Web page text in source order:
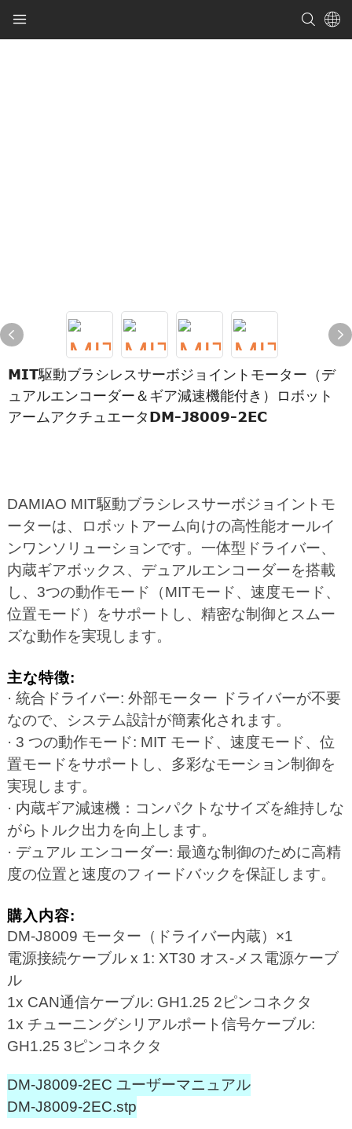
MIT駆動ブラシレスサーボジョイントモーター（デ
ュアルエンコーダー＆ギア減速機能付き）ロボット
アームアクチュエータDM-J8009-2EC
DAMIAO MIT駆動ブラシレスサーボジョイントモ
ーターは、ロボットアーム向けの高性能オールイ
ンワンソリューションです。一体型ドライバー、
内蔵ギアボックス、デュアルエンコーダーを搭載
し、3つの動作モード（MITモード、速度モード、
位置モード）をサポートし、精密な制御とスムー
ズな動作を実現します。
主な特徴:
· 統合ドライバー: 外部モーター ドライバーが不要
なので、システム設計が簡素化されます。
· 3 つの動作モード: MIT モード、速度モード、位
置モードをサポートし、多彩なモーション制御を
実現します。
· 内蔵ギア減速機：コンパクトなサイズを維持しな
がらトルク出力を向上します。
· デュアル エンコーダー: 最適な制御のために高精
度の位置と速度のフィードバックを保証します。
購入内容:
DM-J8009 モーター（ドライバー内蔵）×1
電源接続ケーブル x 1: XT30 オス-メス電源ケーブ
ル
1x CAN通信ケーブル: GH1.25 2ピンコネクタ
1x チューニングシリアルポート信号ケーブル:
GH1.25 3ピンコネクタ
DM-J8009-2EC ユーザーマニュアル
DM-J8009-2EC.stp